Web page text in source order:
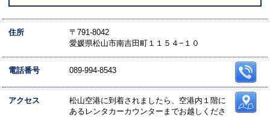
住所
〒791-8042
愛媛県松山市南吉田町１１５４−１０
電話番号 089-994-8543
アクセス
松山空港に到着されましたら、空港内１階に
あるレンタカーカウンターまでお越しくださ